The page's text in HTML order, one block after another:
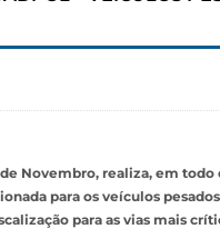
de Novembro, realiza, em
para os veículos
para as vias mais